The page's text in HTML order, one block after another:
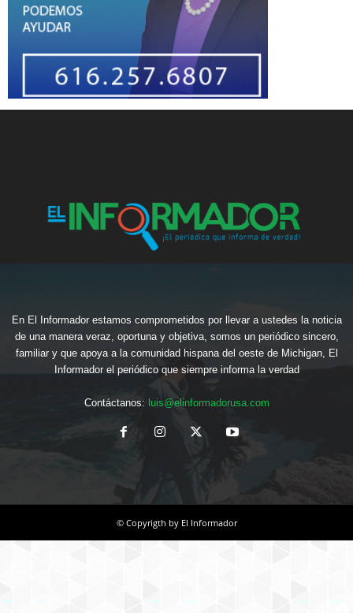
En El Informador estamos comprometidos por llevar a ustedes la noticia
de una manera veraz, oportuna y objetiva, somos un periódico sincero,
familiar y que apoya a la comunidad hispana del oeste de Michigan, El
Informador el periódico que siempre informa la verdad
Contáctanos: luis@elinformadorusa.com
© Copyrigth by El Informador